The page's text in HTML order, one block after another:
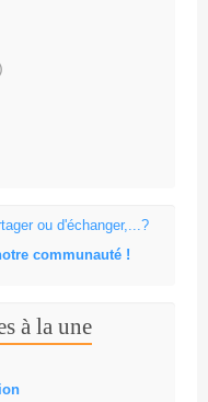
ou d'échanger,...?
communauté !
à la une